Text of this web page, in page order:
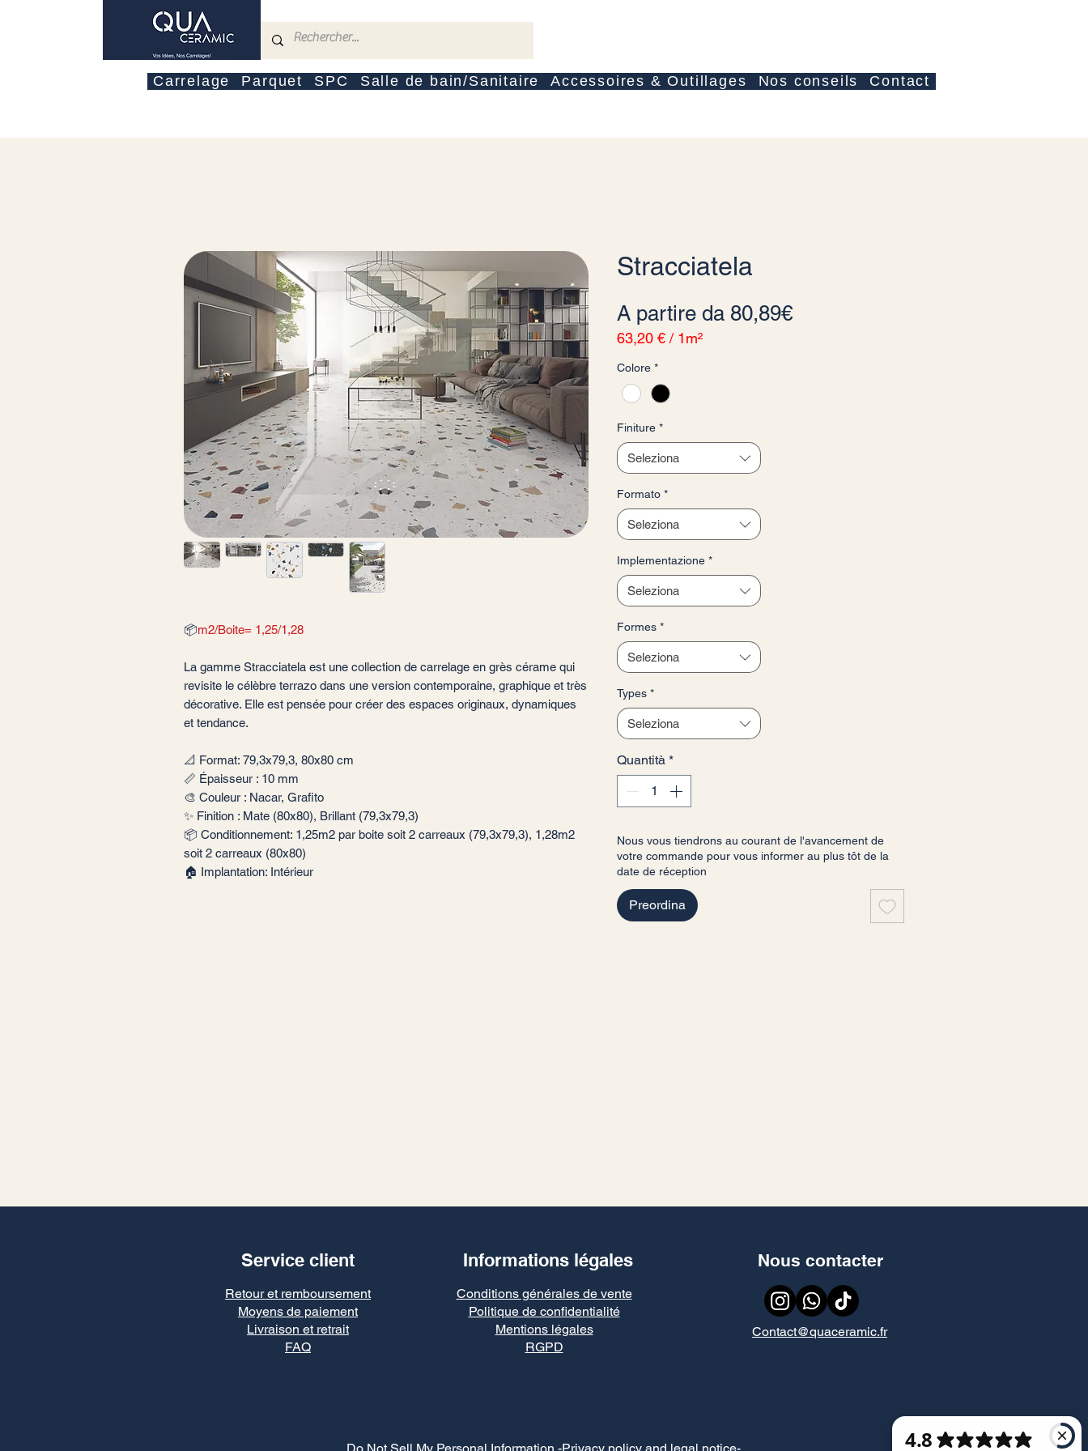
Carrelage Parquet SPC Salle de bain/Sanitaire Accessoires & Outillages Nos conseils Contact
📦m2/Boite= 1,25/1,28
La gamme Stracciatela est une collection de carrelage en grès cérame qui
revisite le célèbre terrazo dans une version contemporaine, graphique et très
décorative. Elle est pensée pour créer des espaces originaux, dynamiques
et tendance.
📐 Format: 79,3x79,3, 80x80 cm
📏 Épaisseur : 10 mm
🎨 Couleur : Nacar, Grafito
✨ Finition : Mate (80x80), Brillant (79,3x79,3)
📦 Conditionnement: 1,25m2 par boite soit 2 carreaux (79,3x79,3), 1,28m2
soit 2 carreaux (80x80)
🏠 Implantation: Intérieur
Stracciatela
A partire da 80,89€Prezzo scontato
63,20 € / 1m²
ogni
1
quadrato
Colore *
Finiture *
Seleziona
Formato *
Seleziona
Implementazione *
Seleziona
Formes *
Seleziona
Types *
Seleziona
Quantità *
Nous vous tiendrons au courant de l'avancement de
votre commande pour vous informer au plus tôt de la
date de réception
Preordina
Service client Informations légales
Retour et remboursement
Moyens de paiement
Livraison et retrait
FAQ
Conditions générales de vente
Politique de confidentialité
Mentions légales
RGPD
Nous contacter
Contact@quaceramic.fr